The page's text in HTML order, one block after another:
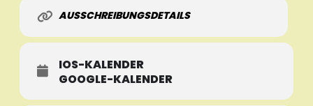
AUSSCHREIBUNGSDETAILS
IOS-KALENDER
GOOGLE-KALENDER